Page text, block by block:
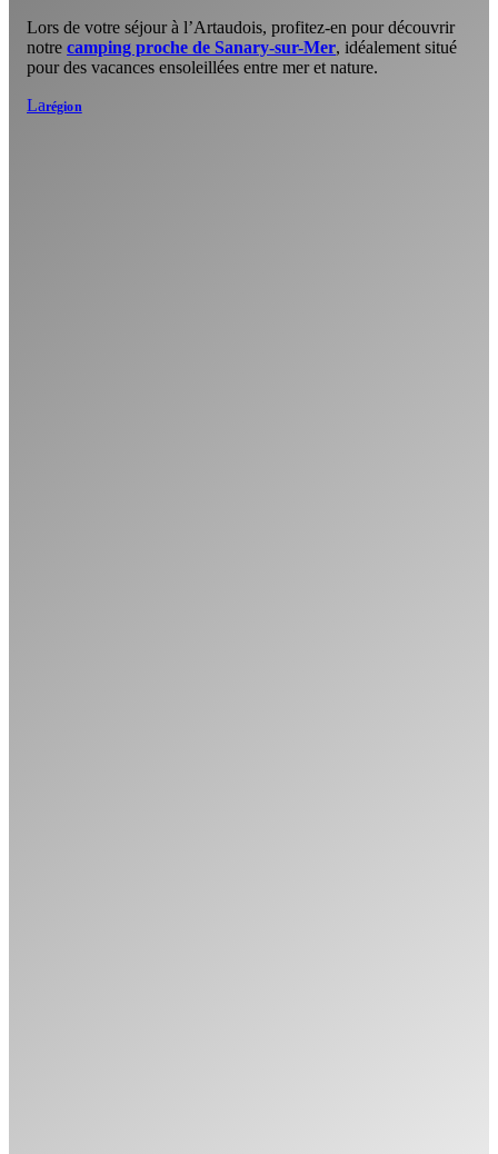
Lors de votre séjour à l’Artaudois, profitez-en pour découvrir
notre camping proche de Sanary-sur-Mer, idéalement situé
pour des vacances ensoleillées entre mer et nature.
Larégion